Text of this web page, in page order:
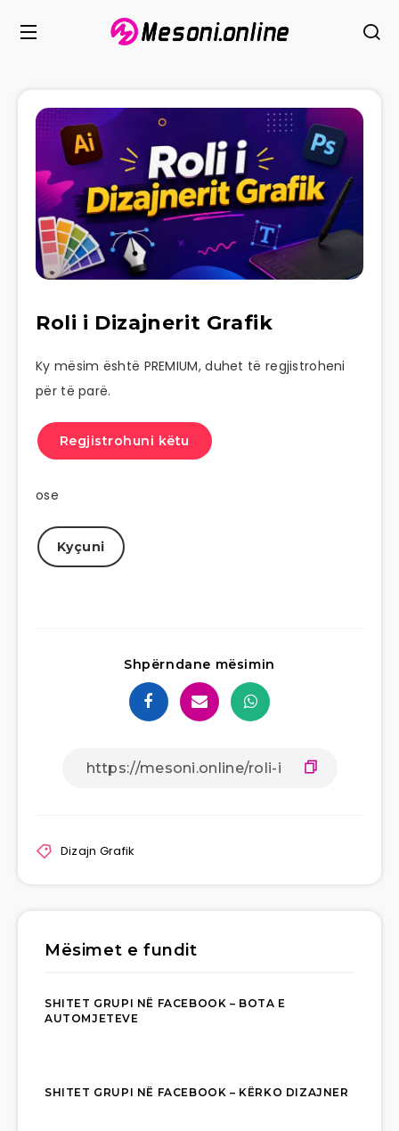
Roli i Dizajnerit Grafik
Ky mësim është PREMIUM, duhet të regjistroheni
për të parë.
Regjistrohuni këtu
ose
Kyçuni
Shpërndane mësimin
Dizajn Grafik
Mësimet e fundit
SHITET GRUPI NË FACEBOOK – BOTA E
AUTOMJETEVE
SHITET GRUPI NË FACEBOOK – KËRKO DIZAJNER